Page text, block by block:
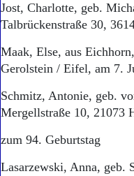
Jost, Charlotte, geb.
Talbrückenstraße 30,
Maak, Else, aus
Gerolstein / Eifel, am 7.
Schmitz, Antonie, geb.
Mergellstraße 10, 21073
zum 94. Geburtstag
Lasarzewski, Anna, geb.